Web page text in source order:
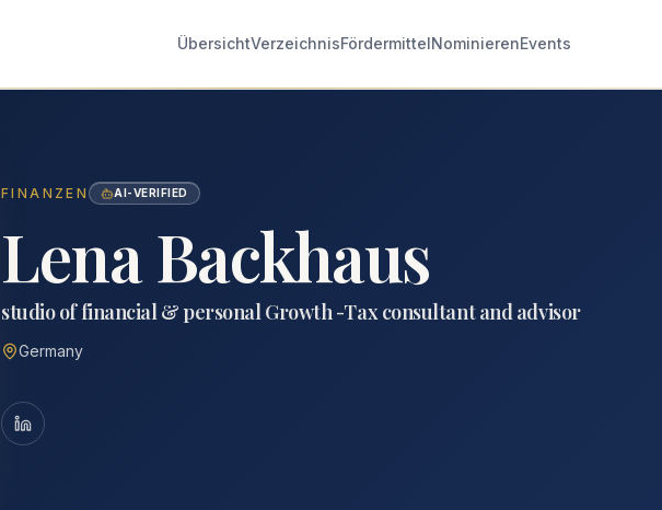
ÜbersichtVerzeichnisFördermittelNominierenEvents
FINANZEN AI-VERIFIED
Lena Backhaus
studio of financial & personal Growth -Tax consultant and advisor
Germany